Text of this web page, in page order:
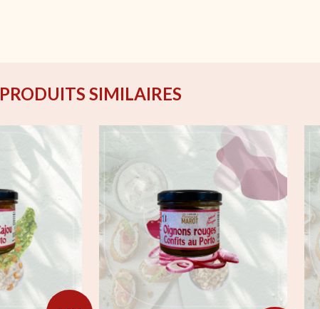
PRODUITS SIMILAIRES